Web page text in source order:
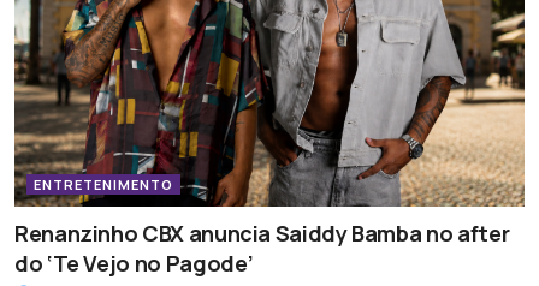
ENTRETENIMENTO
Renanzinho CBX anuncia Saiddy Bamba no after
do ‘Te Vejo no Pagode’